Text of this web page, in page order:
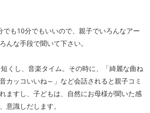
でも10分でもいいので、親子でいろんなアー
んな手段で聞いて下さい。
くし、音楽タイム。その時に、「綺麗な曲ね
カッコいいね～」など会話されると親子コミ
ますし、子どもは、自然にお母様が聞いた感
意識しだします。